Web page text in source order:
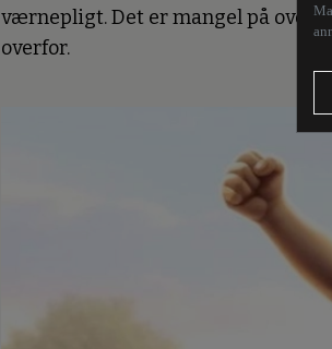
værnepligt. Det er mangel på
overfor.